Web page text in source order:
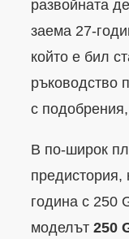
развойната
заема 27-
който е бил
ръководство
с
В по-широк
предистория,
година с 250
моделът 250